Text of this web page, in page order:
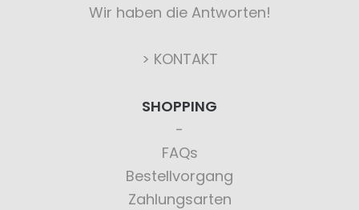
Wir haben die Antworten!
> KONTAKT
SHOPPING
FAQs
Bestellvorgang
Zahlungsarten